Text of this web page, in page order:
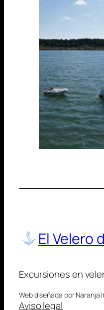
El Velero
Excursiones en
Web diseñada por Naranja
Aviso legal